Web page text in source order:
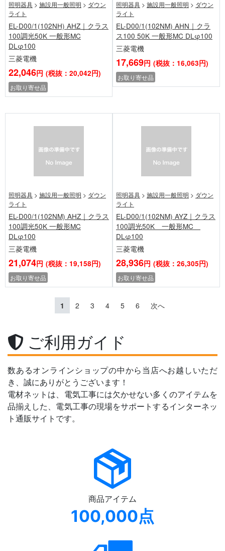
照明器具 > 施設用一般照明 > ダウン
ライト
EL-D00/1(102NH) AHZ｜クラス
100調光50K 一般形MC
DLφ100
三菱電機
22,046円 (税抜：20,042円)
お取り寄せ品
照明器具 > 施設用一般照明 > ダウン
ライト
EL-D00/1(102NM) AHN｜クラ
ス100 50K 一般形MC DLφ100
三菱電機
17,669円 (税抜：16,063円)
お取り寄せ品
照明器具 > 施設用一般照明 > ダウン
ライト
EL-D00/1(102NM) AHZ｜クラス
100調光50K 一般形MC
DLφ100
三菱電機
21,074円 (税抜：19,158円)
お取り寄せ品
照明器具 > 施設用一般照明 > ダウン
ライト
EL-D00/1(102NM) AYZ｜クラス
100調光50K 一般形MC
DLφ100
三菱電機
28,936円 (税抜：26,305円)
お取り寄せ品
1 2 3 4 5 6 次へ
ご利用ガイド
数あるオンラインショップの中から当店へお越しいただ
き、誠にありがとうございます！
電材ネットは、電気工事には欠かせない多くのアイテムを
品揃えした、電気工事の現場をサポートするインターネッ
ト通販サイトです。
商品アイテム
100,000点